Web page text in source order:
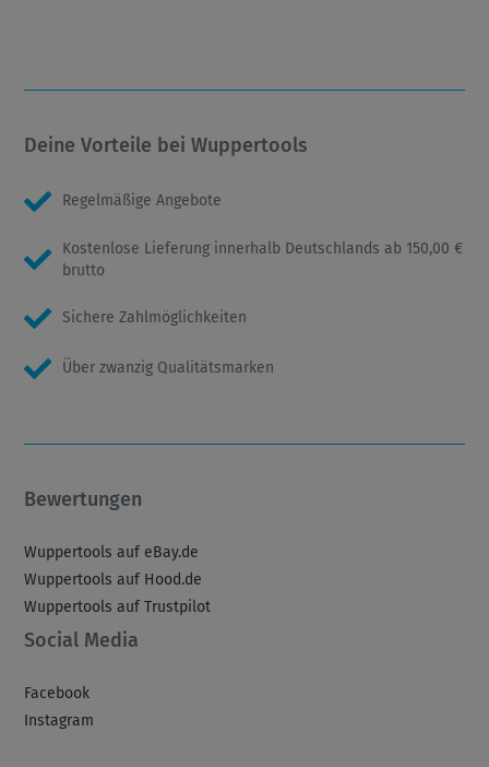
Deine Vorteile bei Wuppertools
Regelmäßige Angebote
Kostenlose Lieferung innerhalb Deutschlands ab 150,00 €
brutto
Sichere Zahlmöglichkeiten
Über zwanzig Qualitätsmarken
Bewertungen
Wuppertools auf eBay.de
Wuppertools auf Hood.de
Wuppertools auf Trustpilot
Social Media
Facebook
Instagram